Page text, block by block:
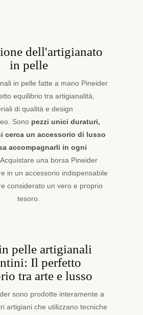
dell'artigianato
in pelle
in pelle fatte a mano Pineider
equilibrio tra artigianalità,
di qualità e design
Sono pezzi unici duraturi,
cerca un accessorio di lusso
accompagnarli in ogni
una borsa Pineider
in un accessorio indispensabile
considerato un vero e proprio
tesoro.
pelle artigianali
Il perfetto
tra arte e lusso
sono prodotte interamente a
artigiani che utilizzano tecniche